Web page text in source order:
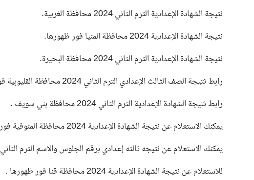
نتيجة الشهادة الإعدادية الترم الثاني 2024
محافظة الغربية.
نتيجة الشهادة الإعدادية 2024 محافظة المنيا فور ظهورها.
نتيجة الشهادة الإعدادية الترم الثاني 2024 محافظة البحيرة.
رابط نتيجة الصف الثالث الإعدادي الترم الثاني 2024 محافظة القليوبية فور ظهورها .
رابط نتيجة الشهادة الإعدادية الترم الثاني 2024 محافظة بني سويف .
يمكنك الاستعلام عن نتيجة الشهادة الإعدادية 2024 محافظة المنوفية فور ظهورها .
يمكنك الاستعلام عن نتيجه ثالثه إعدادي برقم الجلوس والاسم الترم الثاني 2024 محافظة الإسماعيلية فور ظهورها .
للاستعلام عن نتيجة الشهادة الإعدادية 2024 محافظة قنا فور ظهورها .